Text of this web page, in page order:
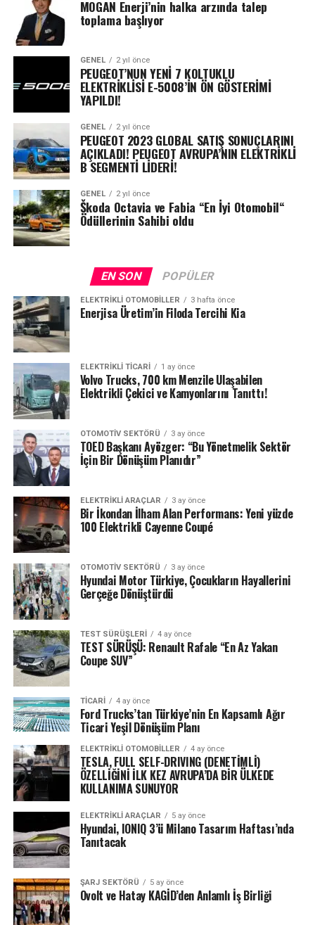
MOGAN Enerji’nin halka arzında talep
toplama başlıyor
GENEL 2 yıl önce
PEUGEOT’NUN YENİ 7 KOLTUKLU
ELEKTRİKLİSİ E-5008’İN ÖN GÖSTERİMİ
YAPILDI!
GENEL 2 yıl önce
PEUGEOT 2023 GLOBAL SATIŞ SONUÇLARINI
AÇIKLADI! PEUGEOT AVRUPA’NIN ELEKTRİKLİ
B SEGMENTİ LİDERİ!
GENEL 2 yıl önce
Škoda Octavia ve Fabia “En İyi Otomobil“
Ödüllerinin Sahibi oldu
EN SON POPÜLER
ELEKTRIKLI OTOMOBILLER 3 hafta önce
Enerjisa Üretim’in Filoda Tercihi Kia
ELEKTRIKLI TICARI 1 ay önce
Volvo Trucks, 700 km Menzile Ulaşabilen
Elektrikli Çekici ve Kamyonlarını Tanıttı!
OTOMOTIV SEKTÖRÜ 3 ay önce
TOED Başkanı Ayözger: “Bu Yönetmelik Sektör
İçin Bir Dönüşüm Planıdır”
ELEKTRIKLI ARAÇLAR 3 ay önce
Bir İkondan İlham Alan Performans: Yeni yüzde
100 Elektrikli Cayenne Coupé
OTOMOTIV SEKTÖRÜ 3 ay önce
Hyundai Motor Türkiye, Çocukların Hayallerini
Gerçeğe Dönüştürdü
TEST SÜRÜŞLERI 4 ay önce
TEST SÜRÜŞÜ: Renault Rafale “En Az Yakan
Coupe SUV”
TICARI 4 ay önce
Ford Trucks’tan Türkiye’nin En Kapsamlı Ağır
Ticari Yeşil Dönüşüm Planı
ELEKTRIKLI OTOMOBILLER 4 ay önce
TESLA, FULL SELF-DRIVING (DENETİMLİ)
ÖZELLİĞİNİ İLK KEZ AVRUPA’DA BİR ÜLKEDE
KULLANIMA SUNUYOR
ELEKTRIKLI ARAÇLAR 5 ay önce
Hyundai, IONIQ 3’ü Milano Tasarım Haftası’nda
Tanıtacak
ŞARJ SEKTÖRÜ 5 ay önce
Ovolt ve Hatay KAGİD’den Anlamlı İş Birliği